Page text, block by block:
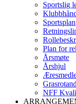
Sportslig
Sportsplan
Plan for
Årsmøte
Årshjul
NFF